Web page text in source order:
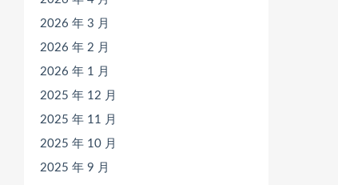
2026 年 3 月
2026 年 2 月
2026 年 1 月
2025 年 12 月
2025 年 11 月
2025 年 10 月
2025 年 9 月